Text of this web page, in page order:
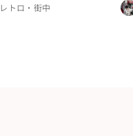
レトロ・街中
デ